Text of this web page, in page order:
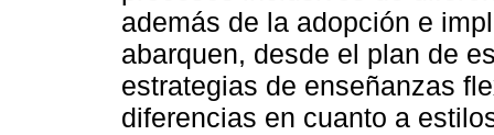
además de la adopción e
abarquen, desde el plan de
estrategias de enseñanzas
diferencias en cuanto a